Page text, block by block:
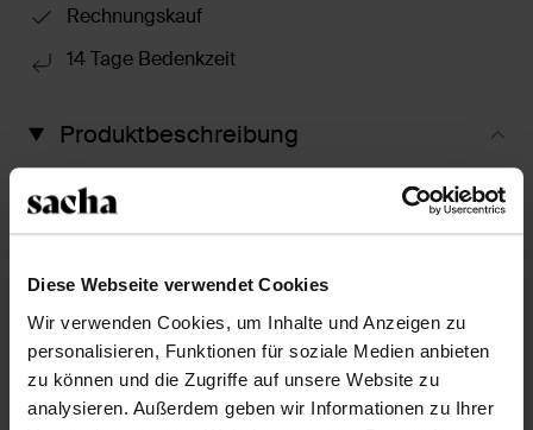
Diese Webseite verwendet Cookies
Wir verwenden Cookies, um Inhalte und Anzeigen zu
personalisieren, Funktionen für soziale Medien anbieten
zu können und die Zugriffe auf unsere Website zu
analysieren. Außerdem geben wir Informationen zu Ihrer
Rechnungskauf
14 Tage Bedenkzeit
Produktbeschreibung
Vorbestellung. Die voraussichtliche Lieferzeit ist Ende
März. Diese braunen Stiefeletten der Marke Sacha
Trichterabsatz. Die Außenseite der Schuhe ist aus
Veloursleder, die Innenseite ist aus Leder gearbeitet.
Pflege die slouchy Boots mit dem Clean & Care-Spray
von Collonil.